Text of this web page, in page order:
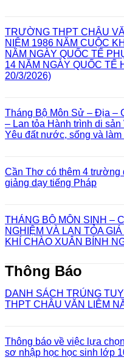
TRƯỜNG THPT CHÂU
NIỆM 1986 NĂM CUỘC
NĂM NGÀY QUỐC TẾ
14 NĂM NGÀY QUỐC TẾ
20/3/2026)
Tháng Bộ Môn Sử – Địa –
– Lan tỏa Hành trình di
Yêu đất nước, sống và làm
Cần Thơ có thêm 4 trường
giảng dạy tiếng Pháp
THÁNG BỘ MÔN SINH –
NGHIỆM VÀ LAN TỎA
KHÍ CHÀO XUÂN BÍNH
Thông Báo
DANH SÁCH TRÚNG
THPT CHÂU VĂN LIÊM
Thông báo về việc lựa
sơ nhập học học sinh lớp